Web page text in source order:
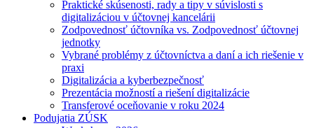
Praktické skúsenosti, rady a tipy v súvislosti s
digitalizáciou v účtovnej kancelárii
Zodpovednosť účtovníka vs. Zodpovednosť účtovnej
jednotky
Vybrané problémy z účtovníctva a daní a ich riešenie v
praxi
Digitalizácia a kyberbezpečnosť
Prezentácia možností a riešení digitalizácie
Transferové oceňovanie v roku 2024
Podujatia ZÚSK